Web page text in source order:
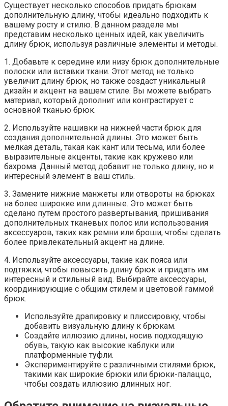
Существует несколько способов придать брюкам
дополнительную длину, чтобы идеально подходить к
вашему росту и стилю. В данном разделе мы
представим несколько ценных идей, как увеличить
длину брюк, используя различные элементы и методы.
1. Добавьте к середине или низу брюк дополнительные
полоски или вставки ткани. Этот метод не только
увеличит длину брюк, но также создаст уникальный
дизайн и акцент на вашем стиле. Вы можете выбрать
материал, который дополнит или контрастирует с
основной тканью брюк.
2. Используйте нашивки на нижней части брюк для
создания дополнительной длины. Это может быть
мелкая деталь, такая как кант или тесьма, или более
выразительные акценты, такие как кружево или
бахрома. Данный метод добавит не только длину, но и
интересный элемент в ваш стиль.
3. Замените нижние манжеты или отвороты на брюках
на более широкие или длинные. Это может быть
сделано путем простого развертывания, пришивания
дополнительных тканевых полос или использования
аксессуаров, таких как ремни или броши, чтобы сделать
более привлекательный акцент на длине.
4. Используйте аксессуары, такие как пояса или
подтяжки, чтобы повысить длину брюк и придать им
интересный и стильный вид. Выбирайте аксессуары,
координирующие с общим стилем и цветовой гаммой
брюк.
Используйте драпировку и плиссировку, чтобы
добавить визуальную длину к брюкам.
Создайте иллюзию длины, носив подходящую
обувь, такую как высокие каблуки или
платформенные туфли.
Экспериментируйте с различными стилями брюк,
такими как широкие брюки или брюки-палаццо,
чтобы создать иллюзию длинных ног.